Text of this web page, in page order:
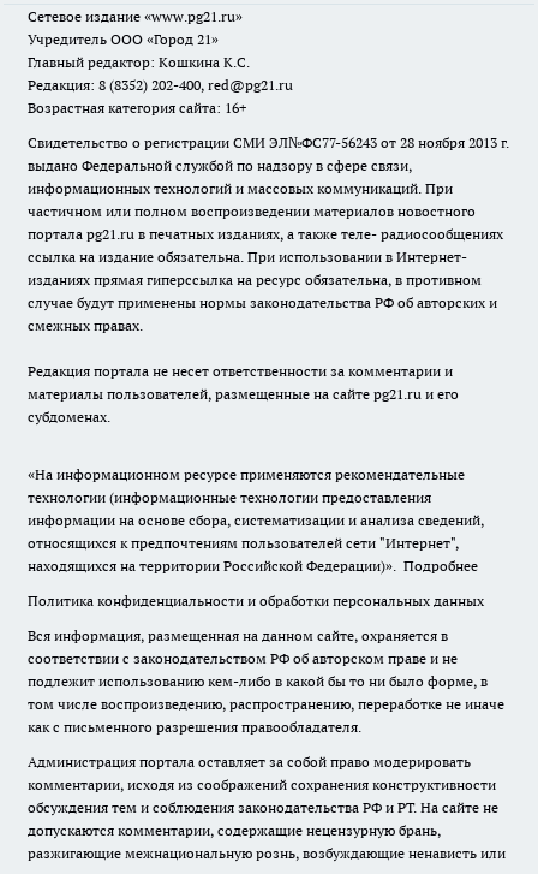
Сетевое издание «www.pg21.ru»
Учредитель ООО «Город 21»
Главный редактор: Кошкина К.С.
Редакция: 8 (8352) 202-400, red@pg21.ru
Возрастная категория сайта: 16+
Свидетельство о регистрации СМИ ЭЛ№ФС77-56243 от 28 ноября 2013 г.
выдано Федеральной службой по надзору в сфере связи,
информационных технологий и массовых коммуникаций. При
частичном или полном воспроизведении материалов новостного
портала pg21.ru в печатных изданиях, а также теле- радиосообщениях
ссылка на издание обязательна. При использовании в Интернет-
изданиях прямая гиперссылка на ресурс обязательна, в противном
случае будут применены нормы законодательства РФ об авторских и
смежных правах.
Редакция портала не несет ответственности за комментарии и
материалы пользователей, размещенные на сайте pg21.ru и его
субдоменах.
«На информационном ресурсе применяются рекомендательные
технологии (информационные технологии предоставления
информации на основе сбора, систематизации и анализа сведений,
относящихся к предпочтениям пользователей сети "Интернет",
находящихся на территории Российской Федерации)». Подробнее
Политика конфиденциальности и обработки персональных данных
Вся информация, размещенная на данном сайте, охраняется в
соответствии с законодательством РФ об авторском праве и не
подлежит использованию кем-либо в какой бы то ни было форме, в
том числе воспроизведению, распространению, переработке не иначе
как с письменного разрешения правообладателя.
Администрация портала оставляет за собой право модерировать
комментарии, исходя из соображений сохранения конструктивности
обсуждения тем и соблюдения законодательства РФ и РТ. На сайте не
допускаются комментарии, содержащие нецензурную брань,
разжигающие межнациональную рознь, возбуждающие ненависть или